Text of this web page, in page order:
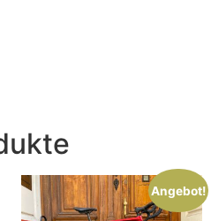
Angebot!